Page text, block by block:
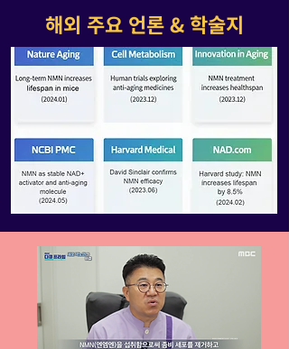
해외 주요 언론 & 학술지